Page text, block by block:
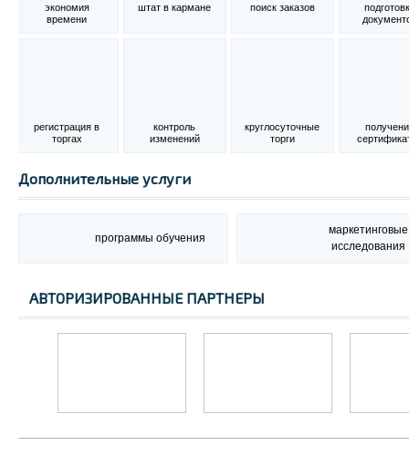
экономия
времени
штат в кармане поиск заказов
регистрация в
торгах
контроль
изменений
круглосуточные
торги
Дополнительные услуги
программы обучения
маркетинговые
исследования
АВТОРИЗИРОВАННЫЕ ПАРТНЕРЫ